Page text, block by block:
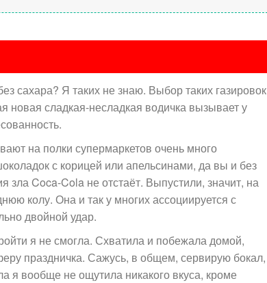
сахара? Я таких не знаю. Выбор таких газировок
новая сладкая-несладкая водичка вызывает у
на полки супермаркетов очень много
с корицей или апельсинами, да вы и без
зла Coca-Cola не отстаёт. Выпустили, значит, на
колу. Она и так у многих ассоциируется с
двойной удар.
я не смогла. Схватила и побежала домой,
праздничка. Сажусь, в общем, сервирую бокал,
вообще не ощутила никакого вкуса, кроме